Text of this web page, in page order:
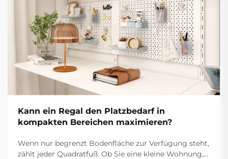
Kann ein Regal den Platzbedarf in
kompakten Bereichen maximieren?
Wenn nur begrenzt Bodenfläche zur Verfügung steht,
zählt jeder Quadratfuß. Ob Sie eine kleine Wohnung,